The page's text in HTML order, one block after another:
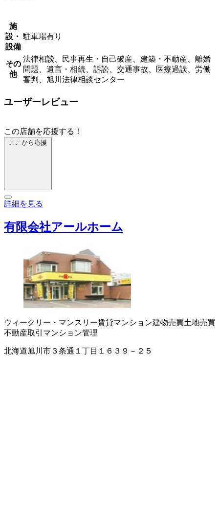
施
設・
設備
駐車場有り
その
他
法律相談、民事再生・自己破産、建築・不動産、離婚
問題、遺言・相続、訴訟、交通事故、医療過誤、労働
審判、旭川法律相談センター
ユーザーレビュー
この店舗を応援する！
ここから応援
詳細を見る
有限会社アールホーム
ウィークリー・マンスリー賃貸マンション建物売買土地売買
不動産取引 マンション管理
北海道旭川市３条通１丁目１６３９－２５